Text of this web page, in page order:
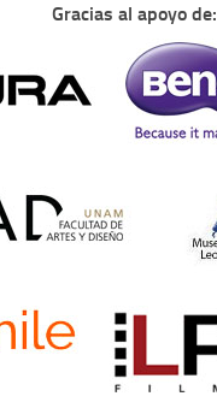
Gracias al apoyo de: